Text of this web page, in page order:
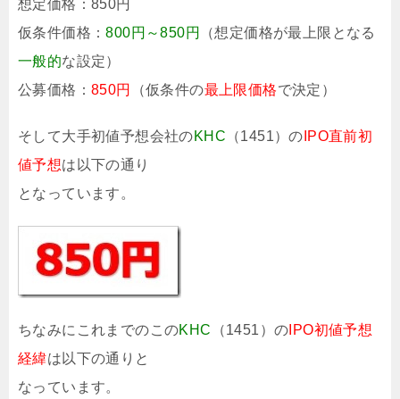
想定価格： 850円
仮条件価格：800円～850円
（想定価格が最上限となる
一般的な設定）
公募価格： 850円 （仮条件の最上限価格で決定）
そして大手初値予想会社のKHC （1451）の IPO直前初
値予想は以下の通り
となっています。
ちなみにこれまでのこのKHC （1451）の IPO初値予想
経緯は以下の通りと
なっています。